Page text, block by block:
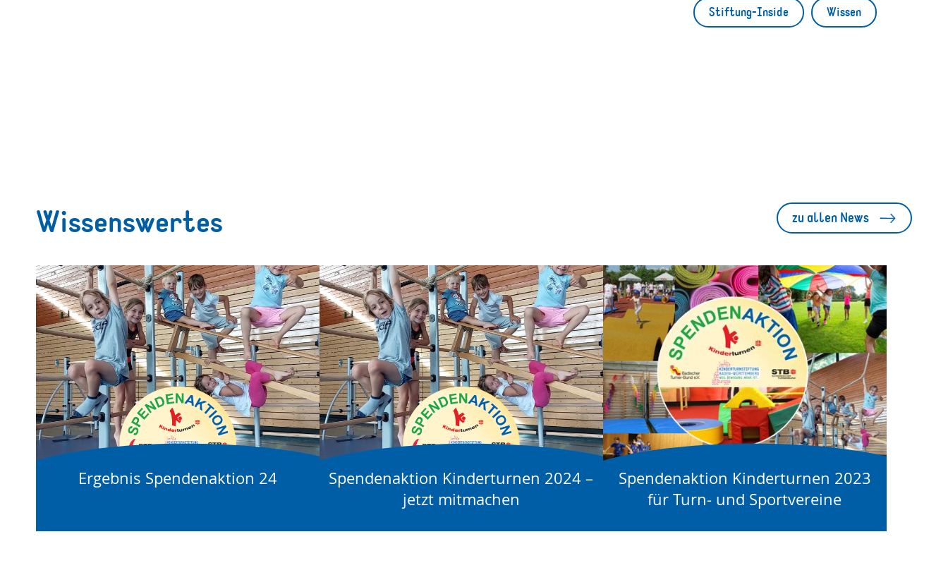
Stiftung-Inside Wissen
Wissenswertes zu allen News
Ergebnis Spendenaktion 24
Spendenaktion Kinderturnen 2024 –
jetzt mitmachen
Spendenaktion Kinderturnen 2023
für Turn- und Sportvereine